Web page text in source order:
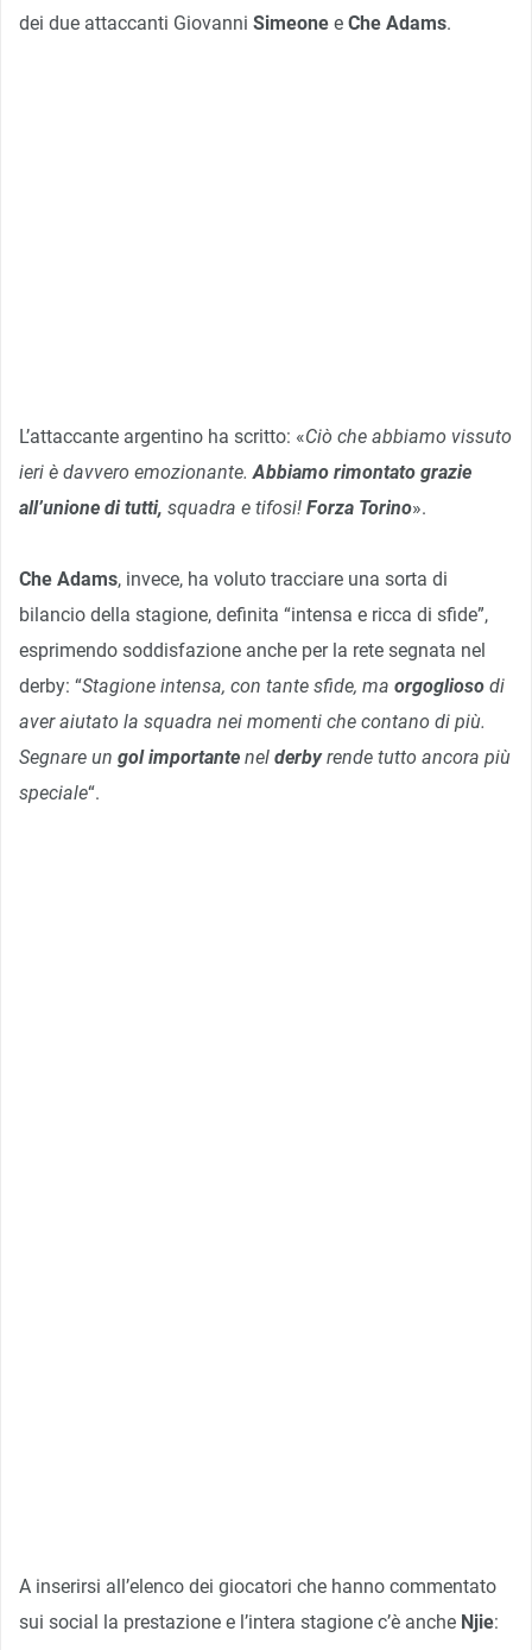
dei due attaccanti Giovanni Simeone e Che Adams.
L’attaccante argentino ha scritto: «Ciò che abbiamo vissuto
ieri è davvero emozionante. Abbiamo rimontato grazie
all’unione di tutti, squadra e tifosi! Forza Torino».
Che Adams, invece, ha voluto tracciare una sorta di
bilancio della stagione, definita “intensa e ricca di sfide”,
esprimendo soddisfazione anche per la rete segnata nel
derby: “Stagione intensa, con tante sfide, ma orgoglioso di
aver aiutato la squadra nei momenti che contano di più.
Segnare un gol importante nel derbyrende tutto ancora più
speciale“.
A inserirsi all’elenco dei giocatori che hanno commentato
sui social la prestazione e l’intera stagione c’è anche Njie: